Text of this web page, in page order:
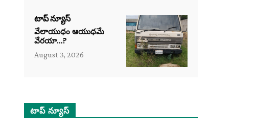
టాప్ న్యూస్
వేలాయుధం ఆయుధమే
వేరయా…?
August 3, 2026
టాప్ న్యూస్